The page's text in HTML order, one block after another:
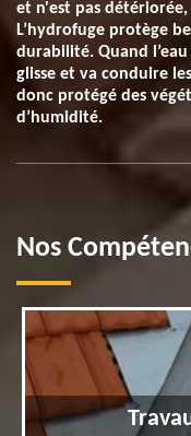
et n'est pas
L’hydrofuge protège
durabilité. Quand
glisse et va conduire
donc protégé des
d’humidité.
Nos